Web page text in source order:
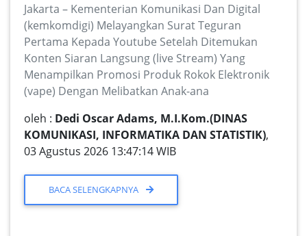
Jakarta – Kementerian Komunikasi Dan Digital
(kemkomdigi) Melayangkan Surat Teguran
Pertama Kepada Youtube Setelah Ditemukan
Konten Siaran Langsung (live Stream) Yang
Menampilkan Promosi Produk Rokok Elektronik
(vape) Dengan Melibatkan Anak-ana
oleh : Dedi Oscar Adams, M.I.Kom.(DINAS
KOMUNIKASI, INFORMATIKA DAN STATISTIK),
03 Agustus 2026 13:47:14 WIB
BACA SELENGKAPNYA